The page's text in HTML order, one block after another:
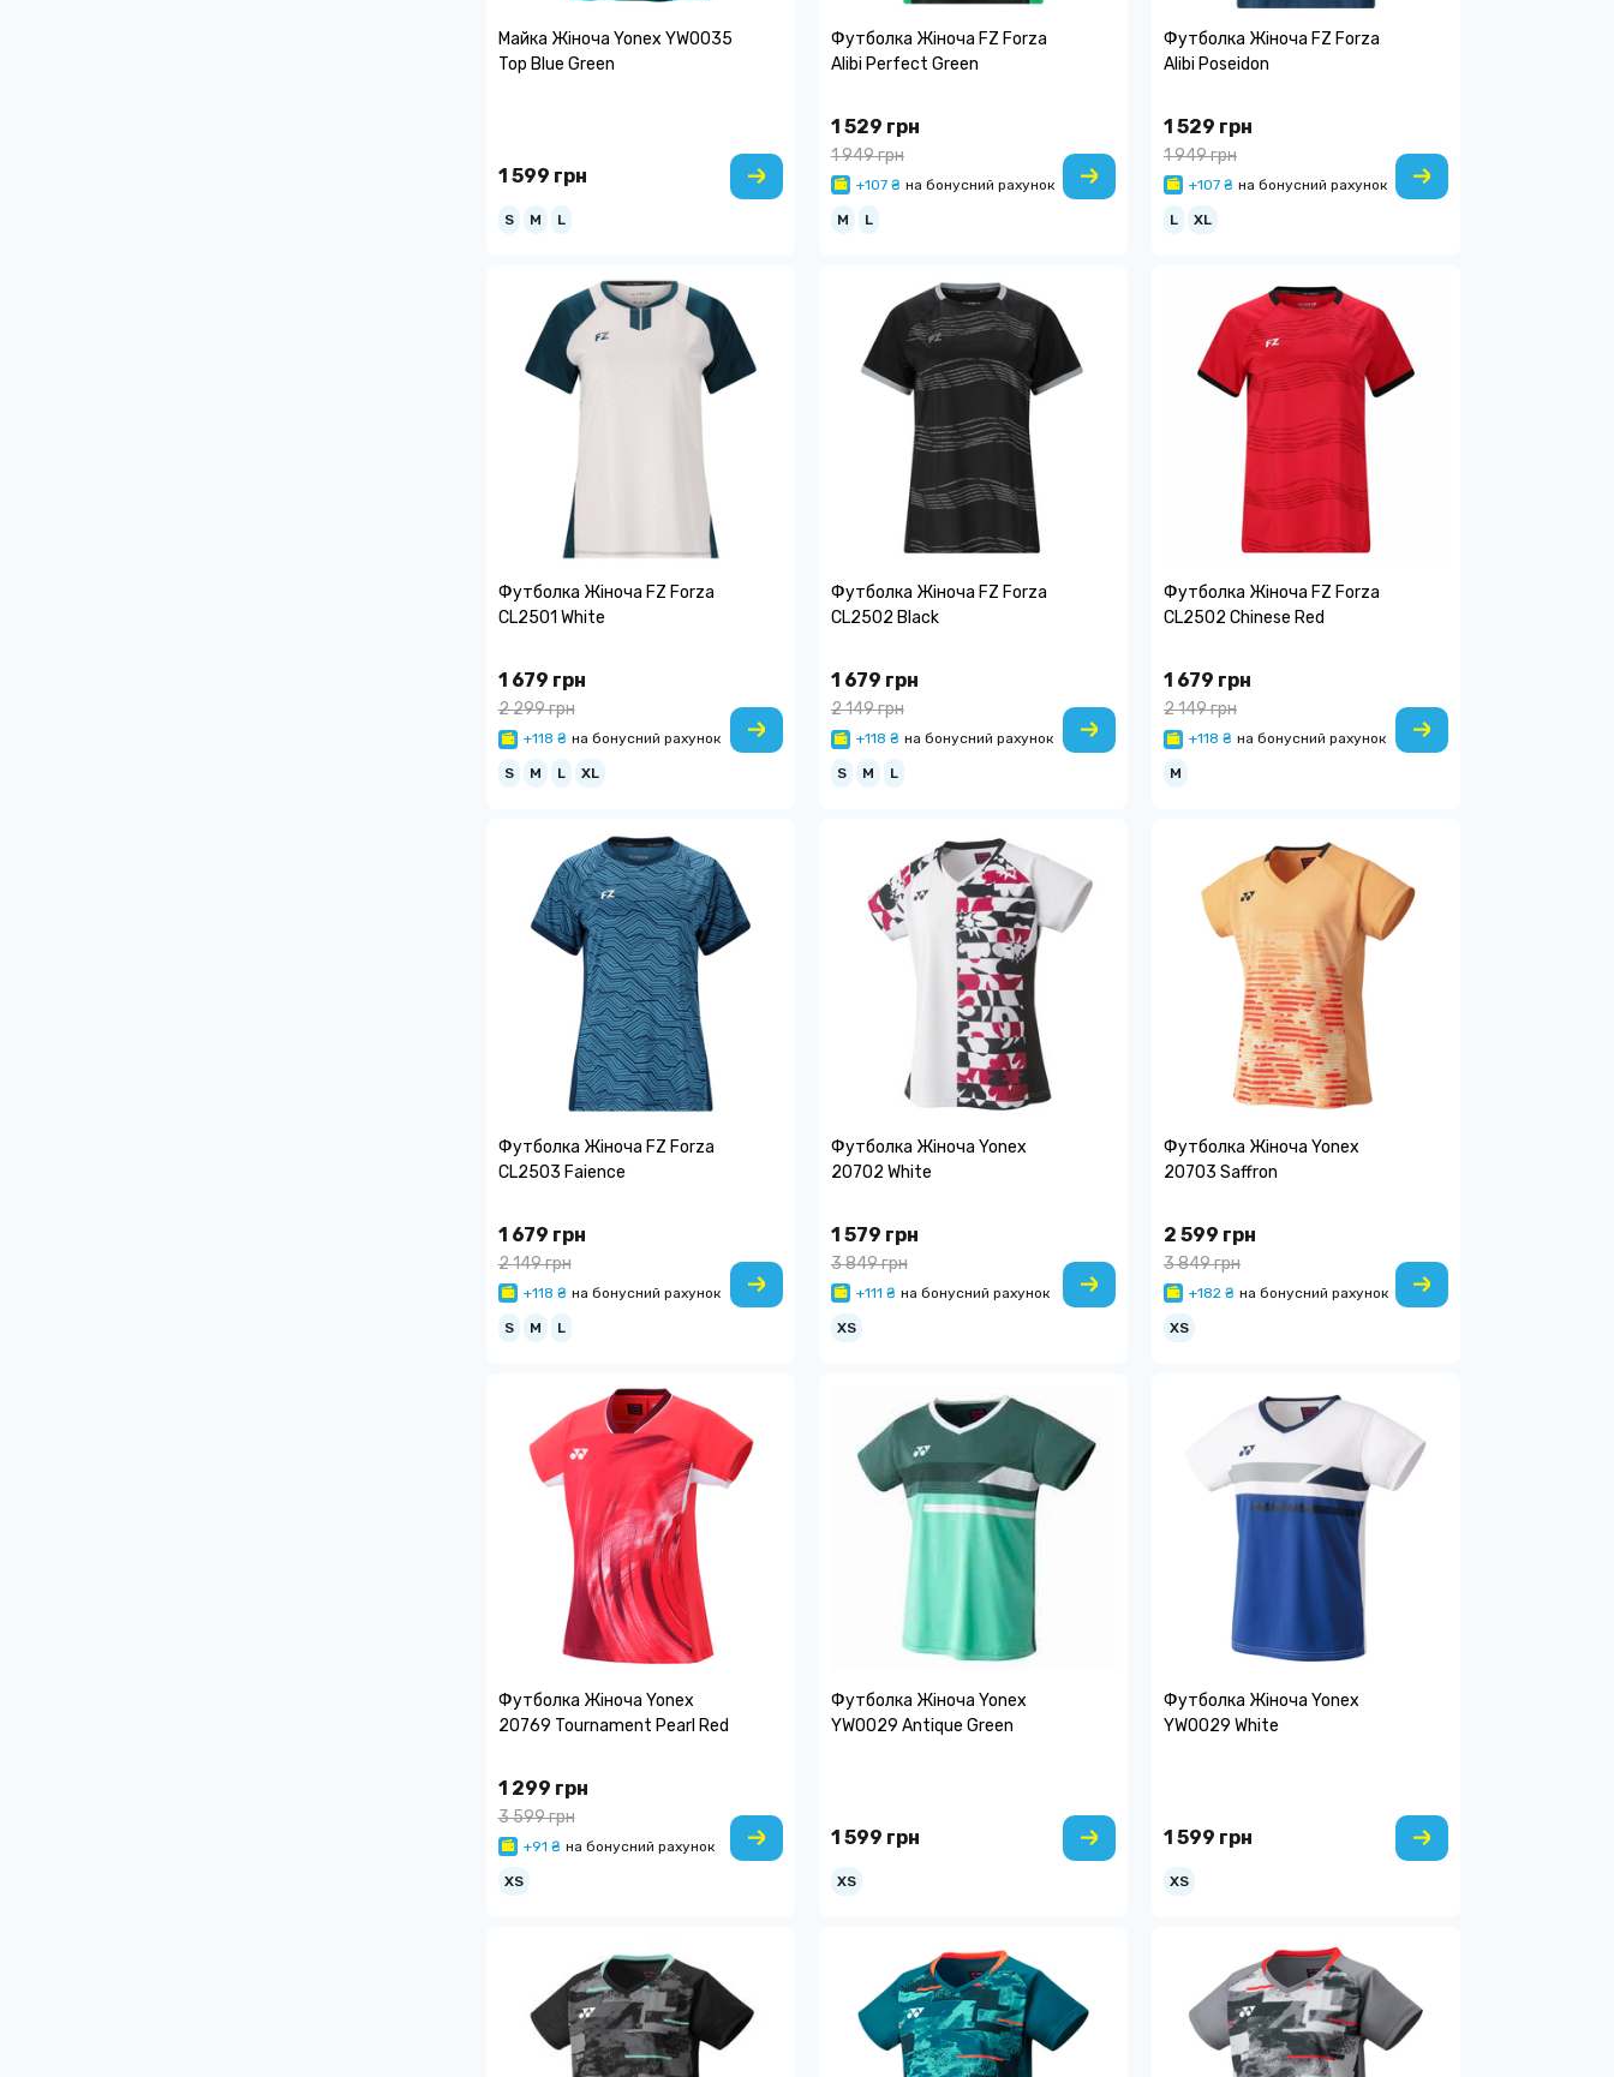
Майка Жіноча Yonex YW0035
Top Blue Green
1 599 грн
S M L
Футболка Жіноча FZ Forza
Alibi Perfect Green
1 529 грн
1 949 грн
+107 ₴ на бонусний рахунок
M L
Футболка Жіноча FZ Forza
Alibi Poseidon
1 529 грн
1 949 грн
+107 ₴ на бонусний рахунок
L XL
Футболка Жіноча FZ Forza
CL2501 White
1 679 грн
2 299 грн
+118 ₴ на бонусний рахунок
S M L XL
Футболка Жіноча FZ Forza
CL2502 Black
1 679 грн
2 149 грн
+118 ₴ на бонусний рахунок
S M L
Футболка Жіноча FZ Forza
CL2502 Chinese Red
1 679 грн
2 149 грн
+118 ₴ на бонусний рахунок
M
Футболка Жіноча FZ Forza
CL2503 Faience
1 679 грн
2 149 грн
+118 ₴ на бонусний рахунок
S M L
Футболка Жіноча Yonex
20702 White
1 579 грн
3 849 грн
+111 ₴ на бонусний рахунок
XS
Футболка Жіноча Yonex
20703 Saffron
2 599 грн
3 849 грн
+182 ₴ на бонусний рахунок
XS
Футболка Жіноча Yonex
20769 Tournament Pearl Red
1 299 грн
3 599 грн
+91 ₴ на бонусний рахунок
XS
Футболка Жіноча Yonex
YW0029 Antique Green
1 599 грн
XS
Футболка Жіноча Yonex
YW0029 White
1 599 грн
XS